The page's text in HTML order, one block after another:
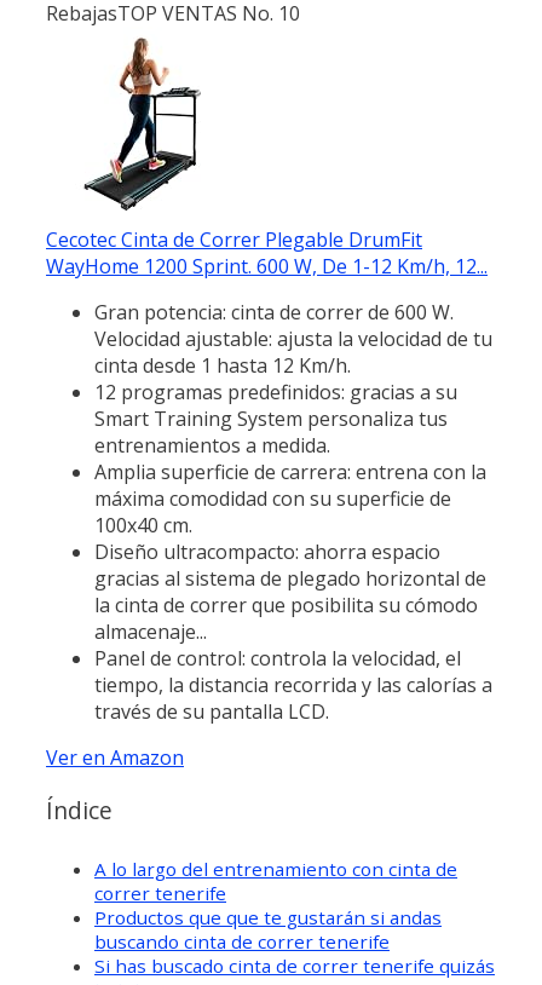
RebajasTOP VENTAS No. 10
Cecotec Cinta de Correr Plegable DrumFit
WayHome 1200 Sprint. 600 W, De 1-12 Km/h, 12...
Gran potencia: cinta de correr de 600 W.
Velocidad ajustable: ajusta la velocidad de tu
cinta desde 1 hasta 12 Km/h.
12 programas predefinidos: gracias a su
Smart Training System personaliza tus
entrenamientos a medida.
Amplia superficie de carrera: entrena con la
máxima comodidad con su superficie de
100x40 cm.
Diseño ultracompacto: ahorra espacio
gracias al sistema de plegado horizontal de
la cinta de correr que posibilita su cómodo
almacenaje...
Panel de control: controla la velocidad, el
tiempo, la distancia recorrida y las calorías a
través de su pantalla LCD.
Ver en Amazon
Índice
A lo largo del entrenamiento con cinta de
correr tenerife
Productos que que te gustarán si andas
buscando cinta de correr tenerife
Si has buscado cinta de correr tenerife quizás